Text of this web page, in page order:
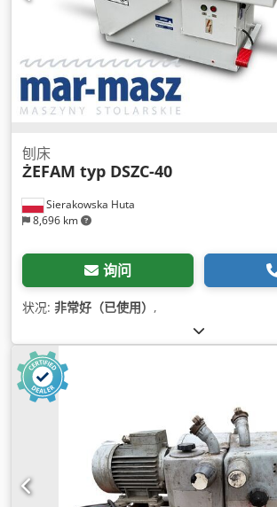
Sierakowska Huta
8,696 km
刨床
ŻEFAM typ DSZC-40
询问
状况: 非常好（已使用） ,